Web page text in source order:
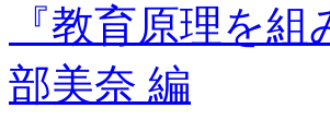
『教育原理を
部美奈 編